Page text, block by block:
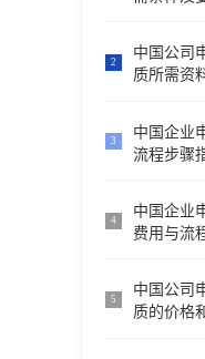
2
中国公司
质所需资
3
中国企业
流程步骤
4
中国企业
费用与流
5
中国公司
质的价格